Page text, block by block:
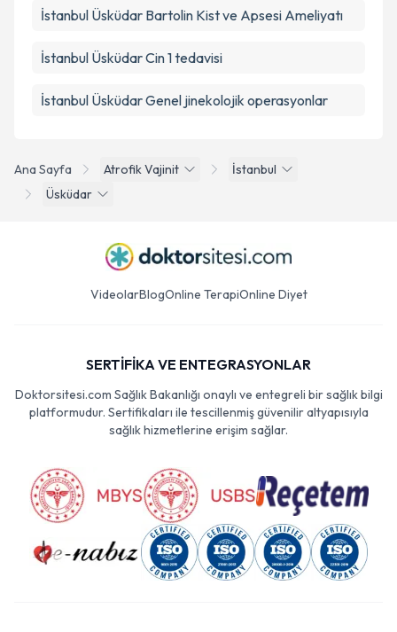
Ana Sayfa Atrofik Vajinit
İstanbul
Üsküdar
İstanbul Üsküdar Bartolin Kist ve Apsesi Ameliyatı
İstanbul Üsküdar Cin 1 tedavisi
İstanbul Üsküdar Genel jinekolojik operasyonlar
VideolarBlogOnline TerapiOnline Diyet
SERTİFİKA VE ENTEGRASYONLAR
Doktorsitesi.com Sağlık Bakanlığı onaylı ve entegreli bir sağlık bilgi
platformudur. Sertifikaları ile tescillenmiş güvenilir altyapısıyla
sağlık hizmetlerine erişim sağlar.